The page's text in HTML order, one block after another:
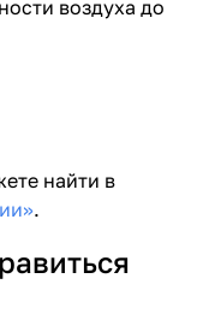
воздуха до
найти в
.